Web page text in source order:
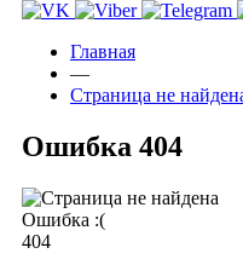
Главная
—
Страница не
Ошибка 404
Ошибка :(
404